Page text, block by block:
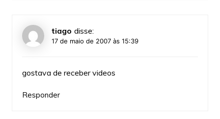
tiago disse:
17 de maio de 2007 às 15:39
gostava de receber videos
Responder